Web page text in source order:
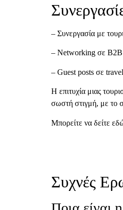
– Συνεργασία με
– Networking σε B2B
– Guest posts σε
Η επιτυχία μιας
σωστή στιγμή, με το
Μπορείτε να δείτε
Συχνές